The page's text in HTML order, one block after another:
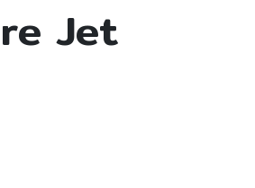
Jet